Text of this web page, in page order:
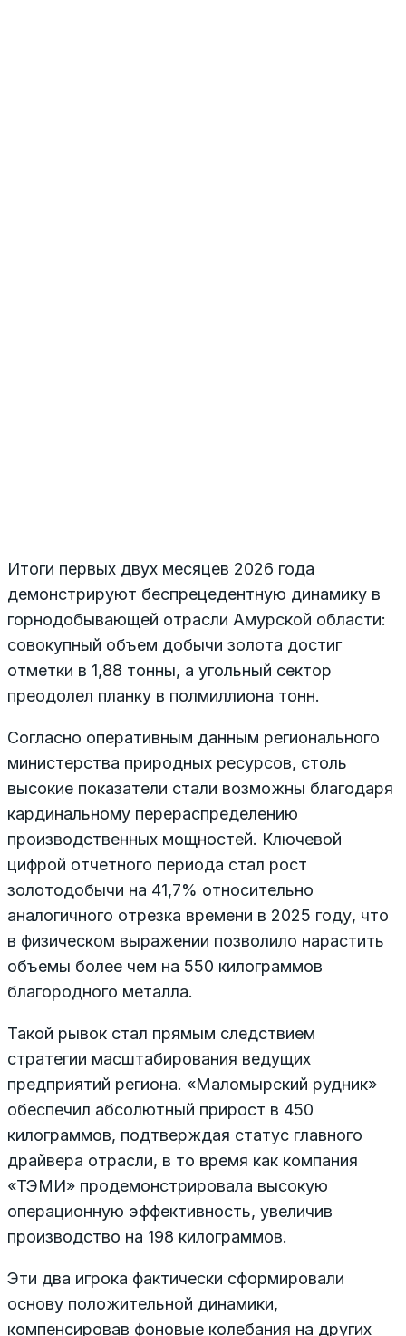
Итоги первых двух месяцев 2026 года
демонстрируют беспрецедентную динамику в
горнодобывающей отрасли Амурской области:
совокупный объем добычи золота достиг
отметки в 1,88 тонны, а угольный сектор
преодолел планку в полмиллиона тонн.
Согласно оперативным данным регионального
министерства природных ресурсов, столь
высокие показатели стали возможны благодаря
кардинальному перераспределению
производственных мощностей. Ключевой
цифрой отчетного периода стал рост
золотодобычи на 41,7% относительно
аналогичного отрезка времени в 2025 году, что
в физическом выражении позволило нарастить
объемы более чем на 550 килограммов
благородного металла.
Такой рывок стал прямым следствием
стратегии масштабирования ведущих
предприятий региона. «Маломырский рудник»
обеспечил абсолютный прирост в 450
килограммов, подтверждая статус главного
драйвера отрасли, в то время как компания
«ТЭМИ» продемонстрировала высокую
операционную эффективность, увеличив
производство на 198 килограммов.
Эти два игрока фактически сформировали
основу положительной динамики,
компенсировав фоновые колебания на других